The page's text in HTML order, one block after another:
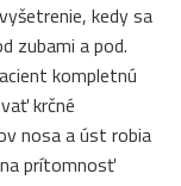
kedy sa
zubami a pod.
kompletnú
krčné
nosa a úst robia
prítomnosť